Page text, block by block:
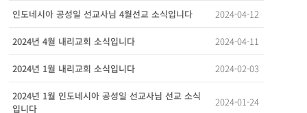
인도네시아 공성일 선교사님 4월선교 소식입니다 2024-04-12
2024년 4월 내리교회 소식입니다 2024-04-11
2024년 1월 내리교회 소식입니다 2024-02-03
2024년 1월 인도네시아 공성일 선교사님 선교 소식
입니다
2024-01-24